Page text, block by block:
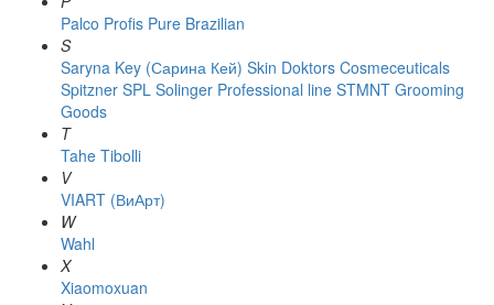
Palco Profis Pure Brazilian
S
Saryna Key (Сарина Кей) Skin Doktors Cosmeceuticals
Spitzner SPL Solinger Professional line STMNT Grooming
Goods
T
Tahe Tibolli
V
VIART (ВиАрт)
W
Wahl
X
Xiaomoxuan